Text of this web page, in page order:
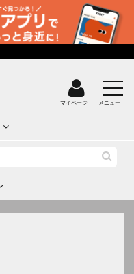
マイページ メニュー